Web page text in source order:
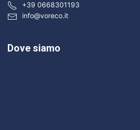
+39 0668301193
info@voreco.it
Dove siamo